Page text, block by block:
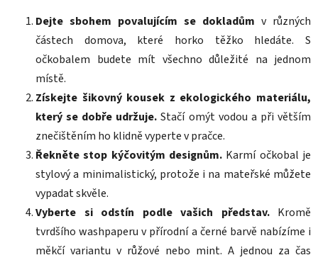
Dejte sbohem povalujícím se dokladům v různých
částech domova, které horko těžko hledáte. S
očkobalem budete mít všechno důležité na jednom
místě.
Získejte šikovný kousek z ekologického materiálu,
který se dobře udržuje.Stačí omýt vodou a při větším
znečištěním ho klidně vyperte v pračce.
Řekněte stop kýčovitým designům. Karmí očkobal je
stylový a minimalistický, protože i na mateřské můžete
vypadat skvěle.
Vyberte si odstín podle vašich představ.Kromě
tvrdšího washpaperu v přírodní a černé barvě nabízíme i
měkčí variantu v růžové nebo mint. A jednou za čas